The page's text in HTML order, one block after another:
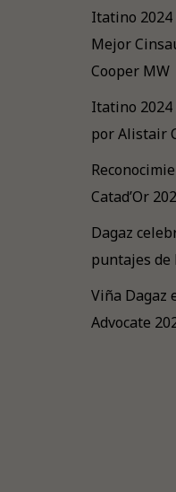
Itatino 2024
Mejor
Cooper MW
Itatino
por Alistair
Catad’Or
Dagaz
puntajes de
Viña Dagaz
Advocate